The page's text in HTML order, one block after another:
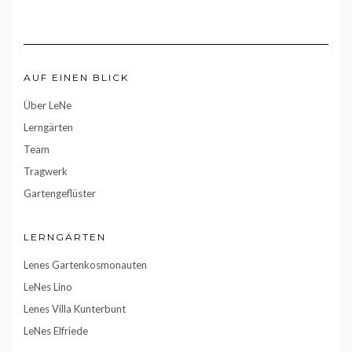
AUF EINEN BLICK
Über LeNe
Lerngärten
Team
Tragwerk
Gartengeflüster
LERNGÄRTEN
Lenes Gartenkosmonauten
LeNes Lino
Lenes Villa Kunterbunt
LeNes Elfriede